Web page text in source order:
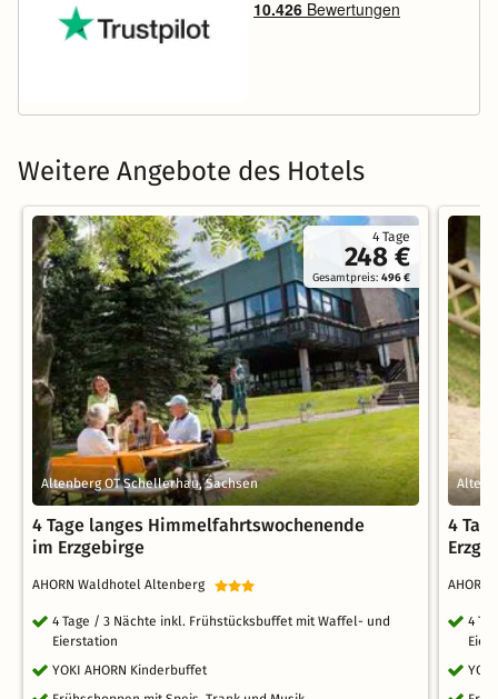
Weitere Angebote des Hotels
4 Tage
248 €
Gesamtpreis:496 €
Altenberg OT Schellerhau, Sachsen
4 Tage langes Himmelfahrtswochenende
im Erzgebirge
AHORN Waldhotel Altenberg
4 Tage / 3 Nächte inkl. Frühstücksbuffet mit Waffel- und
Eierstation
YOKI AHORN Kinderbuffet
4
4